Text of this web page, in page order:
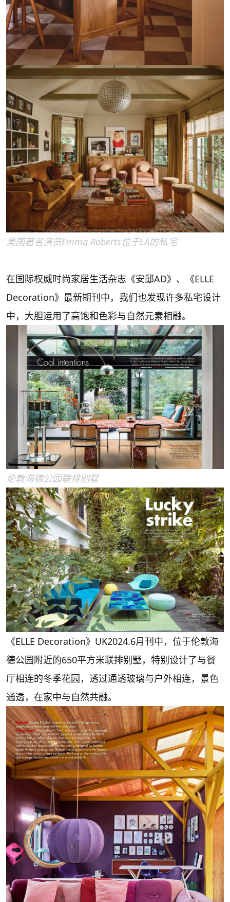
美国著名演员Emma Roberts位于LA的私宅
在国际权威时尚家居生活杂志《安邸AD》、《ELLE
Decoration》最新期刊中，我们也发现许多私宅设计
中，大胆运用了高饱和色彩与自然元素相融。
伦敦海德公园联排别墅
《ELLE Decoration》UK2024.6月刊中，位于伦敦海
德公园附近的650平方米联排别墅，特别设计了与餐
厅相连的冬季花园，透过通透玻璃与户外相连，景色
通透，在家中与自然共融。